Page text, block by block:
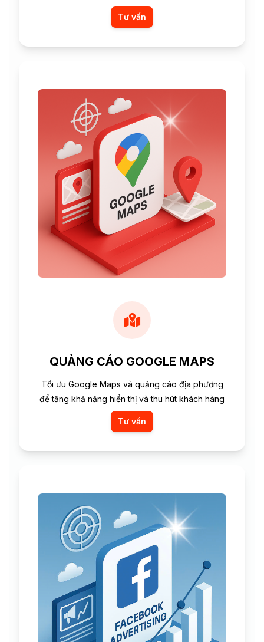
Tư vấn
QUẢNG CÁO GOOGLE MAPS
Tối ưu Google Maps và quảng cáo địa phương
để tăng khả năng hiển thị và thu hút khách hàng
Tư vấn